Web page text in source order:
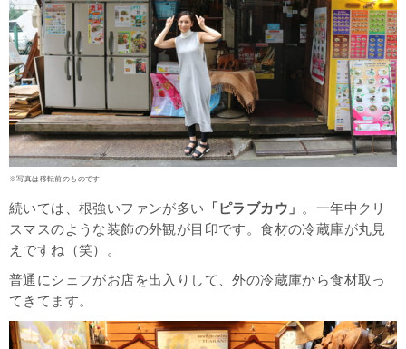
※写真は移転前のものです
続いては、根強いファンが多い 「ピラブカウ」 。一年中クリ
スマスのような装飾の外観が目印です。食材の冷蔵庫が丸見
えですね（笑）。
普通にシェフがお店を出入りして、外の冷蔵庫から食材取っ
てきてます。